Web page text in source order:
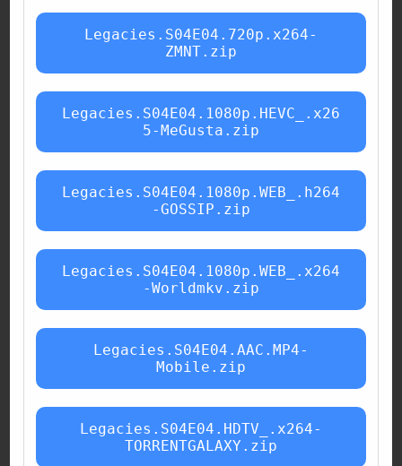
Legacies.S04E04.720p.x264-
ZMNT.zip
Legacies.S04E04.1080p.HEVC_.x26
5-MeGusta.zip
Legacies.S04E04.1080p.WEB_.h264
-GOSSIP.zip
Legacies.S04E04.1080p.WEB_.x264
-Worldmkv.zip
Legacies.S04E04.AAC.MP4-
Mobile.zip
Legacies.S04E04.HDTV_.x264-
TORRENTGALAXY.zip